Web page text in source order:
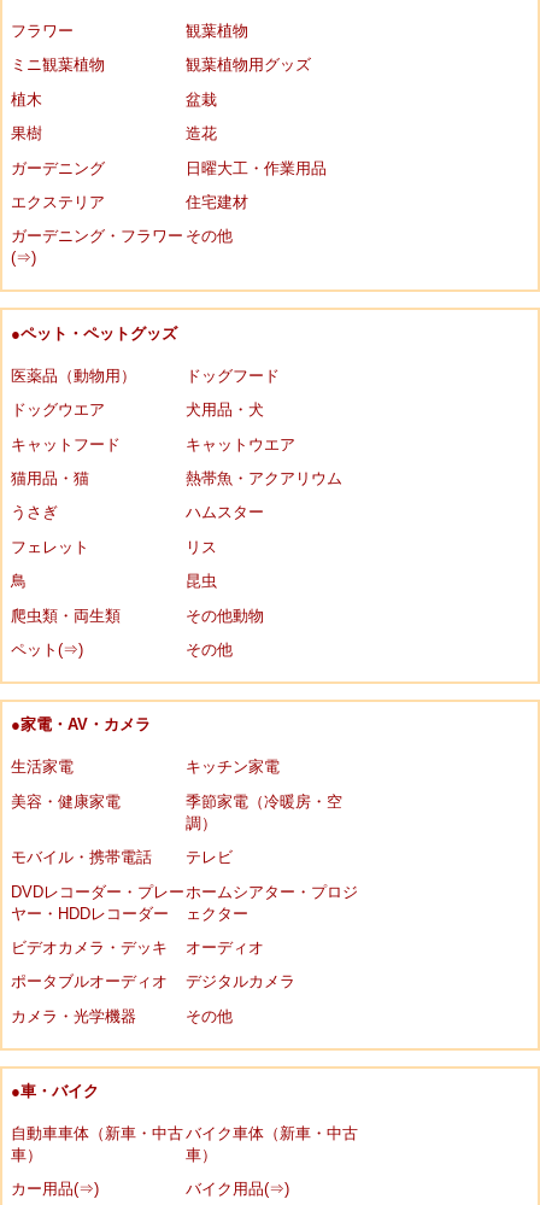
フラワー
観葉植物
ミニ観葉植物
観葉植物用グッズ
植木
盆栽
果樹
造花
ガーデニング
日曜大工・作業用品
エクステリア
住宅建材
ガーデニング・フラワー
(⇒)
その他
●ペット・ペットグッズ
医薬品（動物用）
ドッグフード
ドッグウエア
犬用品・犬
キャットフード
キャットウエア
猫用品・猫
熱帯魚・アクアリウム
うさぎ
ハムスター
フェレット
リス
鳥
昆虫
爬虫類・両生類
その他動物
ペット(⇒)
その他
●家電・AV・カメラ
生活家電
キッチン家電
美容・健康家電
季節家電（冷暖房・空
調）
モバイル・携帯電話
テレビ
DVDレコーダー・プレー
ヤー・HDDレコーダー
ホームシアター・プロジ
ェクター
ビデオカメラ・デッキ
オーディオ
ポータブルオーディオ
デジタルカメラ
カメラ・光学機器
その他
●車・バイク
自動車車体（新車・中古
車）
バイク車体（新車・中古
車）
カー用品(⇒)
バイク用品(⇒)